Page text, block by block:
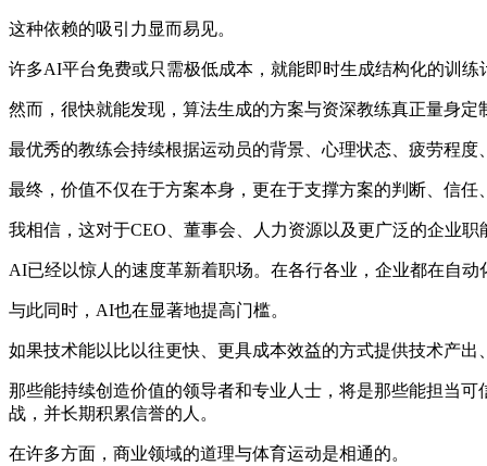
这种依赖的吸引力显而易见。
许多AI平台免费或只需极低成本，就能即时生成结构化的训
然而，很快就能发现，算法生成的方案与资深教练真正量身
最优秀的教练会持续根据运动员的背景、心理状态、疲劳程
最终，价值不仅在于方案本身，更在于支撑方案的判断、信任
我相信，这对于CEO、董事会、人力资源以及更广泛的企业
AI已经以惊人的速度革新着职场。在各行各业，企业都在自
与此同时，AI也在显著地提高门槛。
如果技术能以比以往更快、更具成本效益的方式提供技术产
那些能持续创造价值的领导者和专业人士，将是那些能担当
战，并长期积累信誉的人。
在许多方面，商业领域的道理与体育运动是相通的。